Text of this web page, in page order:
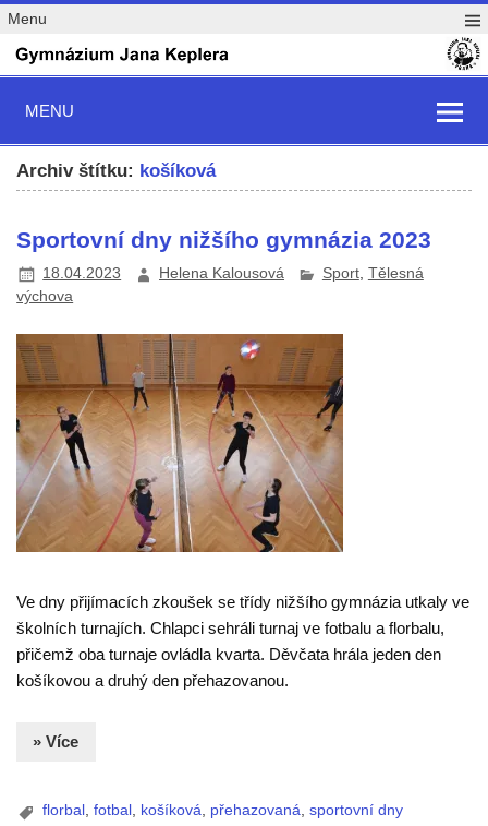
Menu
MENU
Archiv štítku: košíková
Sportovní dny nižšího gymnázia 2023
18.04.2023 Helena Kalousová Sport, Tělesná
výchova
Ve dny přijímacích zkoušek se třídy nižšího gymnázia utkaly ve
školních turnajích. Chlapci sehráli turnaj ve fotbalu a florbalu,
přičemž oba turnaje ovládla kvarta. Děvčata hrála jeden den
košíkovou a druhý den přehazovanou.
» Více
florbal ,fotbal , košíková, přehazovaná,sportovní dny